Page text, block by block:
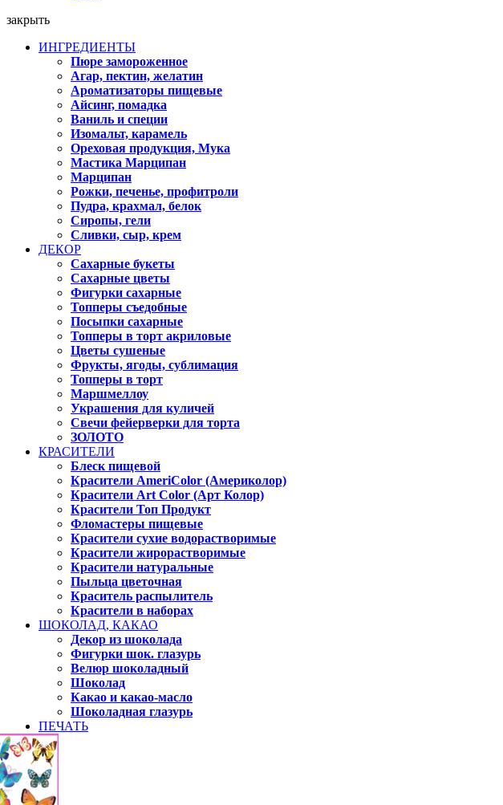
закрыть
ИНГРЕДИЕНТЫ
Пюре замороженное
Агар, пектин, желатин
Ароматизаторы пищевые
Айсинг, помадка
Ваниль и специи
Изомальт, карамель
Ореховая продукция, Мука
Мастика Марципан
Марципан
Рожки, печенье, профитроли
Пудра, крахмал, белок
Сиропы, гели
Сливки, сыр, крем
ДЕКОР
Сахарные букеты
Сахарные цветы
Фигурки сахарные
Топперы съедобные
Посыпки сахарные
Топперы в торт акриловые
Цветы сушеные
Фрукты, ягоды, сублимация
Топперы в торт
Маршмеллоу
Украшения для куличей
Свечи фейерверки для торта
ЗОЛОТО
КРАСИТЕЛИ
Блеск пищевой
Красители AmeriColor (Америколор)
Красители Art Color (Арт Колор)
Красители Топ Продукт
Фломастеры пищевые
Красители сухие водорастворимые
Красители жирорастворимые
Красители натуральные
Пыльца цветочная
Краситель распылитель
Красители в наборах
ШОКОЛАД, КАКАО
Декор из шоколада
Фигурки шок. глазурь
Велюр шоколадный
Шоколад
Какао и какао-масло
Шоколадная глазурь
ПЕЧАТЬ